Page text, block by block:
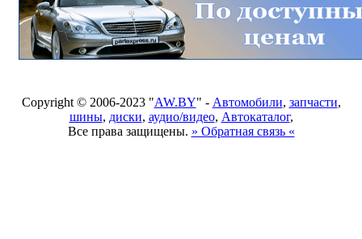
Copyright © 2006-2023 "AW.BY" - Автомобили, запчасти,
шины, диски, аудио/видео, Автокаталог,
Все права защищены. » Обратная связь «